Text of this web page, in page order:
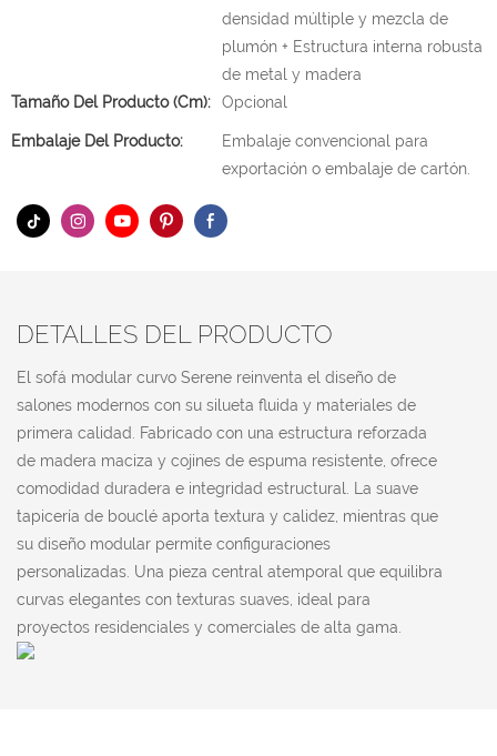
densidad múltiple y mezcla de
plumón + Estructura interna robusta
de metal y madera
Tamaño Del Producto (cm):
Opcional
Embalaje Del Producto:
Embalaje convencional para
exportación o embalaje de cartón.
DETALLES DEL PRODUCTO
El sofá modular curvo Serene reinventa el diseño de
salones modernos con su silueta fluida y materiales de
primera calidad. Fabricado con una estructura reforzada
de madera maciza y cojines de espuma resistente, ofrece
comodidad duradera e integridad estructural. La suave
tapicería de bouclé aporta textura y calidez, mientras que
su diseño modular permite configuraciones
personalizadas. Una pieza central atemporal que equilibra
curvas elegantes con texturas suaves, ideal para
proyectos residenciales y comerciales de alta gama.